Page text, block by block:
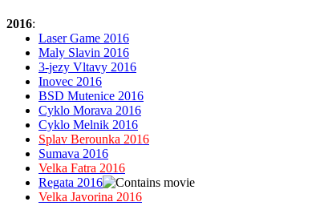
2016:
Laser Game 2016
Maly Slavin 2016
3-jezy Vltavy 2016
Inovec 2016
BSD Mutenice 2016
Cyklo Morava 2016
Cyklo Melnik 2016
Splav Berounka 2016
Sumava 2016
Velka Fatra 2016
Regata 2016
Velka Javorina 2016